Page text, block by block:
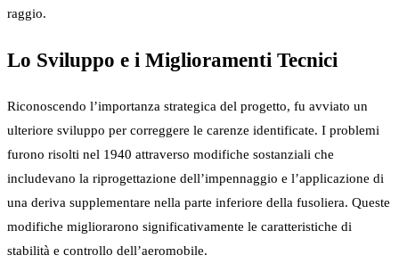
raggio.
Lo Sviluppo e i Miglioramenti Tecnici
Riconoscendo l’importanza strategica del progetto, fu avviato un
ulteriore sviluppo per correggere le carenze identificate. I problemi
furono risolti nel 1940 attraverso modifiche sostanziali che
includevano la riprogettazione dell’impennaggio e l’applicazione di
una deriva supplementare nella parte inferiore della fusoliera. Queste
modifiche migliorarono significativamente le caratteristiche di
stabilità e controllo dell’aeromobile.